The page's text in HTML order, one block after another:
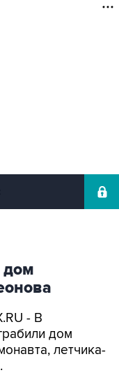
дом
- В
дом
летчика-